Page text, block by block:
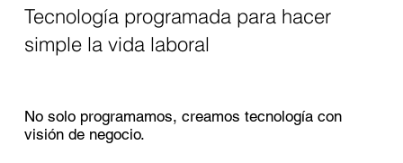
Tecnología programada para hacer
simple la vida laboral
No solo programamos, creamos tecnología con
visión de negocio.